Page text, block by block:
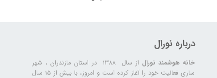
درباره نورال
خانه هوشمند نورال
از سال ۱۳۸۸ در استان مازندران ، شهر
ساری فعالیت خود را آغاز کرده است و امروز، با بیش از ۱۵ سال